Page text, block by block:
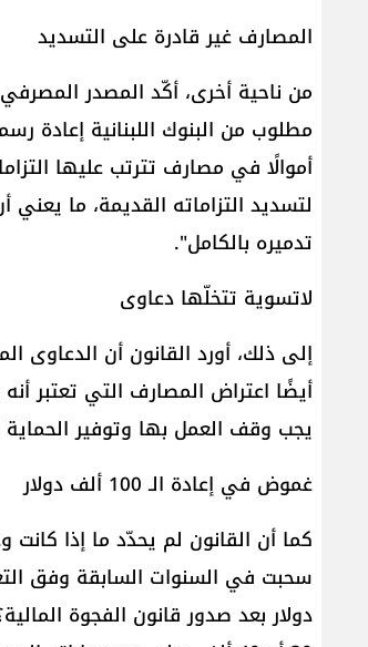
المصارف غير قادرة على التسديد
من ناحية أخرى، أكّد المصدر
مطلوب من البنوك اللبنانية
أموالًا في مصارف تترتب عليها
لتسديد التزاماته القديمة، ما
تدميره بالكامل".
لاتسوية تتخلّها دعاوى
إلى ذلك، أورد القانون أن
أيضًا اعتراض المصارف التي تعتبر
يجب وقف العمل بها وتوفير الحماية
غموض في إعادة الـ 100 ألف دولار
دولار بعد صدور قانون الفجوة